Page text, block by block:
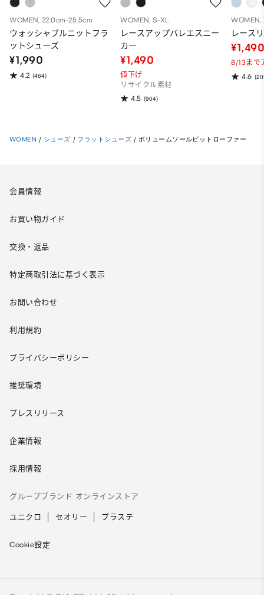
WOMEN, 22.0cm-25.5cm
ウォッシャブルニットフラ
ットシューズ
¥1,990
4.2 (464)
WOMEN, S-XL
レースアップバレエスニー
カー
¥1,490
値下げ
リサイクル素材
4.5 (904)
WOMEN,
レース
8/13まで
4.6
WOMEN / シューズ / フラットシューズ / ボリュームソールビットローファー
会員情報
お買い物ガイド
交換・返品
特定商取引法に基づく表示
お問い合わせ
利用規約
プライバシーポリシー
推奨環境
プレスリリース
企業情報
採用情報
グループブランド オンラインストア
ユニクロ セオリー プラステ
Cookie設定